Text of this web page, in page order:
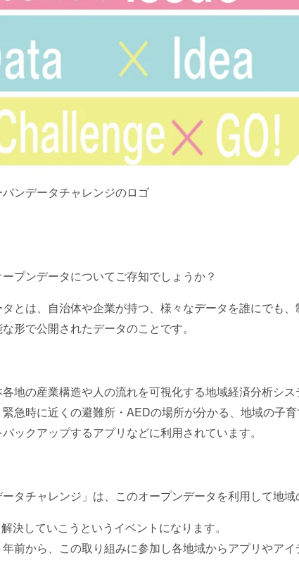
ンデータチャレンジのロゴ
プンデータについてご存知でしょうか？
とは、自治体や企業が持つ、様々なデータを誰にでも
形で公開されたデータのことです。
地の産業構造や人の流れを可視化する地域経済分析シス
急時に近くの避難所・AEDの場所が分かる、地域の子育
ックアップするアプリなどに利用されています。
ータチャレンジ」は、このオープンデータを利用して地
決していこうというイベントになります。
前から、この取り組みに参加し各地域からアプリやアイ